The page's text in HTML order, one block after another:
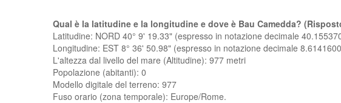
Qual è la latitudine e la longitudine e dove è Bau Camedda?
Latitudine: NORD 40° 9' 19.33" (espresso in notazione decimale
Longitudine: EST 8° 36' 50.98" (espresso in notazione decimale
L'altezza dal livello del mare (Altitudine): 977 metri
Popolazione (abitanti): 0
Modello digitale del terreno: 977
Fuso orario (zona temporale): Europe/Rome.